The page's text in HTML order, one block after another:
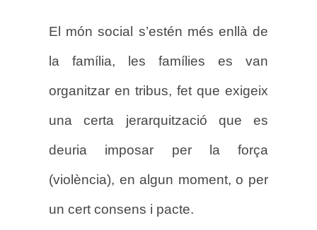
El món social s’estén més enllà de
la família, les famílies es van
organitzar en tribus, fet que exigeix
una certa jerarquització que es
deuria imposar per la força
(violència), en algun moment, o per
un cert consens i pacte.